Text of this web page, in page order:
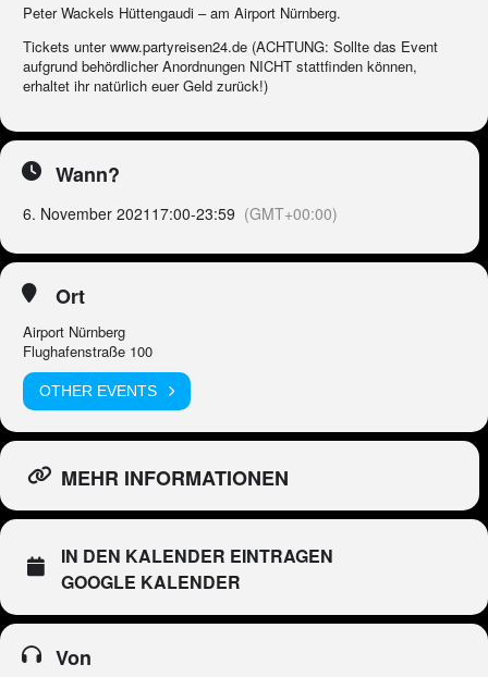
Peter Wackels Hüttengaudi – am Airport Nürnberg.
Tickets unter www.partyreisen24.de (ACHTUNG: Sollte das Event
aufgrund behördlicher Anordnungen NICHT stattfinden können,
erhaltet ihr natürlich euer Geld zurück!)
Wann?
6. November 2021 17:00-23:59 (GMT+00:00)
Ort
Airport Nürnberg
Flughafenstraße 100
OTHER EVENTS
MEHR INFORMATIONEN
IN DEN KALENDER EINTRAGEN
GOOGLE KALENDER
Von